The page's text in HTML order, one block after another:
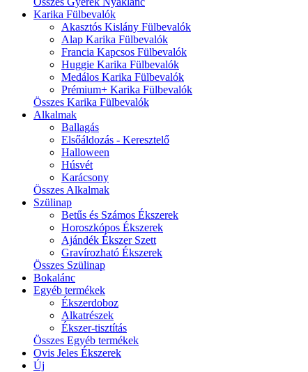
Karika Fülbevalók
Akasztós Kislány Fülbevalók
Alap Karika Fülbevalók
Francia Kapcsos Fülbevalók
Huggie Karika Fülbevalók
Medálos Karika Fülbevalók
Prémium+ Karika Fülbevalók
Összes Karika Fülbevalók
Alkalmak
Ballagás
Elsőáldozás - Keresztelő
Halloween
Húsvét
Karácsony
Összes Alkalmak
Szülinap
Betűs és Számos Ékszerek
Horoszkópos Ékszerek
Ajándék Ékszer Szett
Gravírozható Ékszerek
Összes Szülinap
Bokalánc
Egyéb termékek
Ékszerdoboz
Alkatrészek
Ékszer-tisztítás
Összes Egyéb termékek
Ovis Jeles Ékszerek
Új